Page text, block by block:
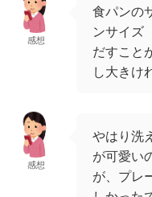
感想
食パンの
ンサイズ
だすこと
し大きけ
感想
やはり洗
が可愛い
が、プレ